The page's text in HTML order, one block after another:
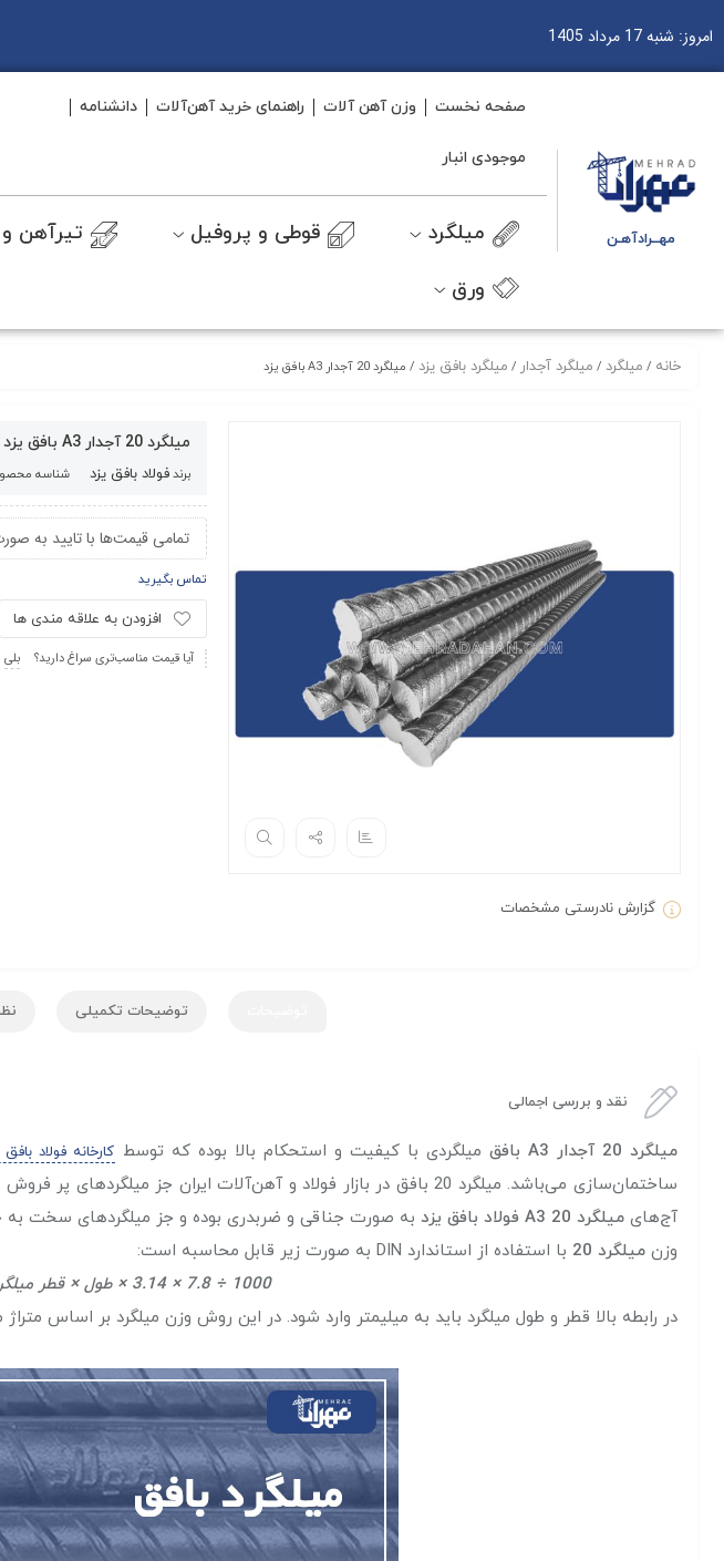
امروز: شنبه 17 مرداد 1405
مهــرادآهـن
صفحه نخست وزن آهن آلات راهنمای خرید آهن‌آلات دانشنامه
موجودی انبار
میلگرد قوطی و پروفیل تیرآهن
ورق
خانه / میلگرد / میلگرد آجدار / میلگرد بافق یزد / میلگرد 20 آجدار A3 بافق یزد
گزارش نادرستی مشخصات
میلگرد 20 آجدار A3 بافق یزد
برندفولاد بافق یزد شناسه
تمامی قیمت‌ها با تایید به
تماس بگیرید
افزودن به علاقه مندی ها
آیا قیمت مناسب‌تری سراغ دارید؟ بلی
توضیحات تکمیلی
نقد و بررسی اجمالی
میلگرد 20 آجدار A3 بافق میلگردی با کیفیت و استحکام بالا بوده که توسط کارخانه فولاد بافق
آج‌های میلگرد 20 A3 فولاد بافق یزد
به صورت جناقی و ضربدری بوده و جز میلگرد‌های سخت به
وزن میلگرد 20
با استفاده از استاندارد DIN به صورت زیر قابل محاسبه است:
1000 ÷ 7.8 × 3.14 × طول × قطر میلگرد به توان 2 = وزن هر متر میلگرد به کیلوگرم
در رابطه بالا قطر و طول میلگرد باید به میلیمتر وارد شود. در این روش وزن میلگرد بر اساس